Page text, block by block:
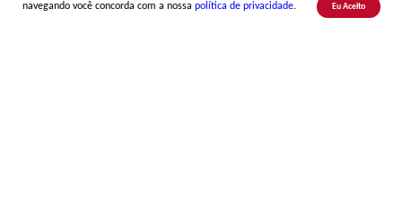
navegando você concorda com a nossa política de privacidade. Eu Aceito